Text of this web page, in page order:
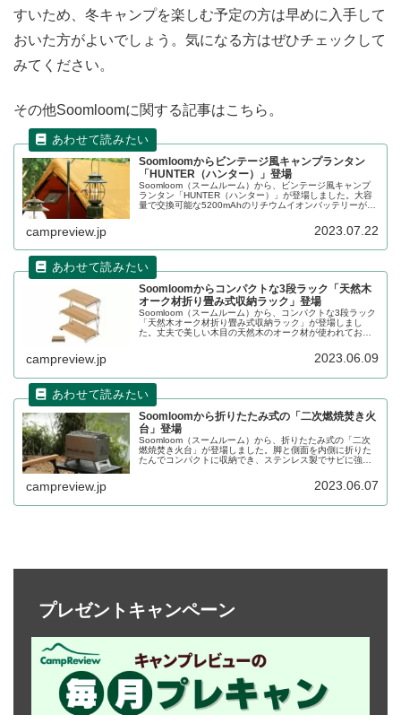
すいため、冬キャンプを楽しむ予定の方は早めに入手して
おいた方がよいでしょう。気になる方はぜひチェックして
みてください。
その他Soomloomに関する記事はこちら。
Soomloomからビンテージ風キャンプランタン
「HUNTER（ハンター）」登場
Soomloom（スームルーム）から、ビンテージ風キャンプ
ランタン「HUNTER（ハンター）」が登場しました。大容
量で交換可能な5200mAhのリチウムイオンバッテリーが内
ワーで18時間、ローパワーで260時間までです。詳細をレ
campreview.jp 2023.07.22
Soomloomからコンパクトな3段ラック「天然木
オーク材折り畳み式収納ラック」登場
Soomloom（スームルーム）から、コンパクトな3段ラック
「天然木オーク材折り畳み式収納ラック」が登場しまし
た。丈夫で美しい木目の天然木のオーク材が使われてお
campreview.jp 2023.06.09
Soomloomから折りたたみ式の「二次燃焼焚き火
台」登場
Soomloom（スームルーム）から、折りたたみ式の「二次
燃焼焚き火台」が登場しました。脚と側面を内側に折りた
たんでコンパクトに収納でき、ステンレス製でサビに強
campreview.jp 2023.06.07
プレゼントキャンペーン